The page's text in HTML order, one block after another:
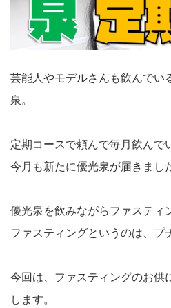
芸能人やモデルさんも飲んでい
泉。
定期コースで頼んで毎月飲んで
今月も新たに優光泉が届きまし
優光泉を飲みながらファスティ
ファスティングというのは、プ
今回は、ファスティングのお供
します。